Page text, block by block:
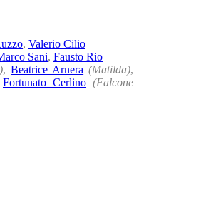
, Valerio Cilio
Sani, Fausto Rio
,Beatrice Arnera (Matilda),
Fortunato Cerlino (Falcone